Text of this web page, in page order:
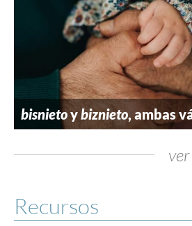
bisnietoybiznieto, ambas
Recursos